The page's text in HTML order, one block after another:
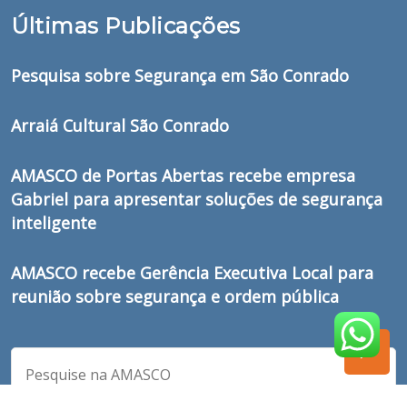
Últimas Publicações
Pesquisa sobre Segurança em São Conrado
Arraiá Cultural São Conrado
AMASCO de Portas Abertas recebe empresa
Gabriel para apresentar soluções de segurança
inteligente
AMASCO recebe Gerência Executiva Local para
reunião sobre segurança e ordem pública